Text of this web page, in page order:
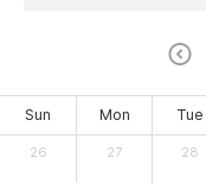
Sun Mon Tue
26 27 28